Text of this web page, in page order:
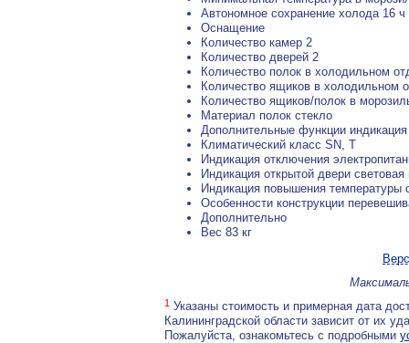
Автономное сохранение холода 16 ч
Оснащение
Количество камер 2
Количество дверей 2
Количество полок в холодильном
Количество ящиков в холодильном
Количество ящиков/полок в
Материал полок стекло
Дополнительные функции
Климатический класс SN, T
Индикация отключения
Индикация открытой двери световая
Индикация повышения температуры
Особенности конструкции
Дополнительно
Вес 83 кг
1 Указаны стоимость и примерная дата
Калининградской области зависит от их
Пожалуйста, ознакомьтесь с подробными